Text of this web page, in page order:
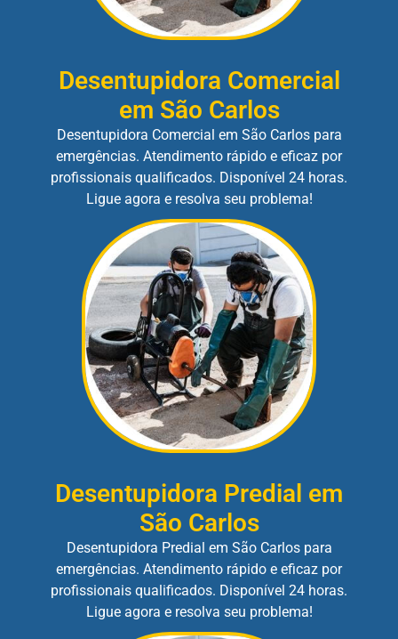
Desentupidora Comercial
em São Carlos
Desentupidora Comercial em São Carlos para
emergências. Atendimento rápido e eficaz por
profissionais qualificados. Disponível 24 horas.
Ligue agora e resolva seu problema!
Desentupidora Predial em
São Carlos
Desentupidora Predial em São Carlos para
emergências. Atendimento rápido e eficaz por
profissionais qualificados. Disponível 24 horas.
Ligue agora e resolva seu problema!